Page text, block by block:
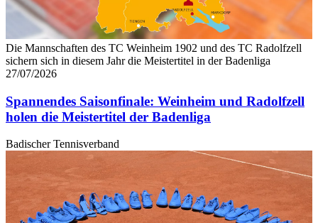
Die Mannschaften des TC Weinheim 1902 und des TC Radolfzell
sichern sich in diesem Jahr die Meistertitel in der Badenliga
27/07/2026
Spannendes Saisonfinale: Weinheim und Radolfzell
holen die Meistertitel der Badenliga
Badischer Tennisverband